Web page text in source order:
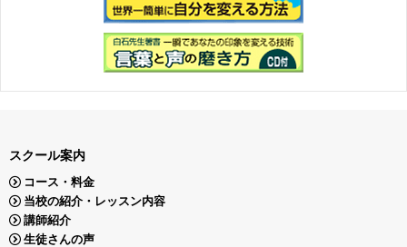
スクール案内
コース・料金
当校の紹介・レッスン内容
講師紹介
生徒さんの声